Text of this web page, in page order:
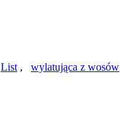
List, wylatująca z wosów